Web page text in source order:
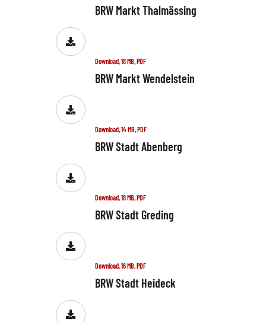
BRW Markt Thalmässing
Download, 18 MB, PDF
BRW Markt Wendelstein
Download, 14 MB, PDF
BRW Stadt Abenberg
Download, 18 MB, PDF
BRW Stadt Greding
Download, 16 MB, PDF
BRW Stadt Heideck